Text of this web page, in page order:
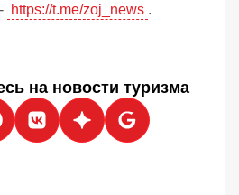
- https://t.me/zoj_news .
на новости туризма